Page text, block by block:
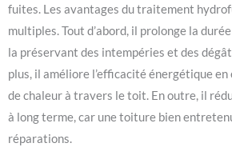
fuites. Les avantages du traitement
multiples. Tout d’abord, il prolonge la
la préservant des intempéries et des
plus, il améliore l’efficacité énergétique
de chaleur à travers le toit. En outre, il
à long terme, car une toiture bien
réparations.